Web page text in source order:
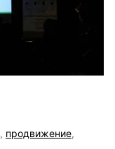
, продвижение,